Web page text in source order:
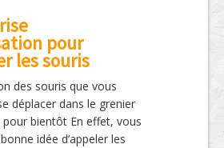
pour
les souris
des souris que vous
déplacer dans le grenier
pour bientôt En effet, vous
idée d’appeler les